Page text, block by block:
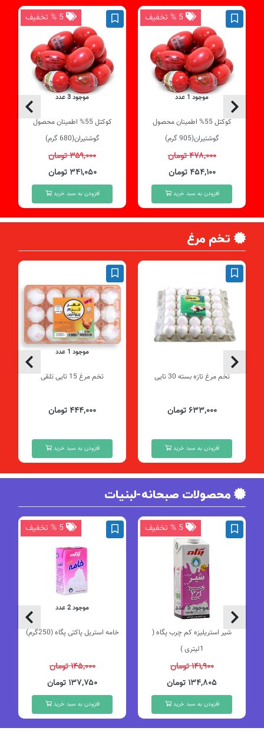
5 % تخفیف
موجود 1 عدد
کوکتل 55% اطمینان محصول
گوشتیران(905 گرم)
۴۷۸,۰۰۰ تومان
۴۵۴,۱۰۰ تومان
افزودن به سبد خرید
5 % تخفیف
موجود 3 عدد
کوکتل 55% اطمینان محصول
گوشتیران(680 گرم)
۳۵۹,۰۰۰ تومان
۳۴۱,۰۵۰ تومان
افزودن به سبد خرید
تخم مرغ
تخم مرغ تازه بسته 30 تایی
۶۳۳,۰۰۰ تومان
افزودن به سبد خرید
موجود 1 عدد
تخم مرغ 15 تایی تلقی
۴۴۴,۰۰۰ تومان
افزودن به سبد خرید
محصولات صبحانه-لبنیات
5 % تخفیف
موجود 5 عدد
شیر استریلیزه کم چرب پگاه (
1لیتری )
۱۴۱,۹۰۰ تومان
۱۳۴,۸۰۵ تومان
افزودن به سبد خرید
5 % تخفیف
موجود 2 عدد
خامه استریل پاکتی پگاه (250گرم)
۱۴۵,۰۰۰ تومان
۱۳۷,۷۵۰ تومان
افزودن به سبد خرید